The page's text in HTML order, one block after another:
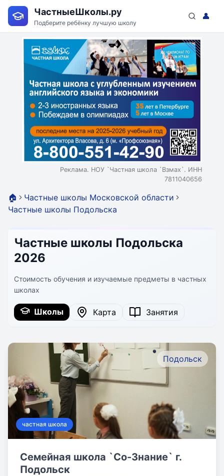
ЧастныеШколы.ру
Подберите ребёнку лучшую школу
👤
Реклама. НОУ `Частная школа `Взмах`. ИНН
7811040656
🏠
Частные школы Московской области
Частные школы Подольска
Частные школы Подольска
2026
Стоимость обучения и изучаемые предметы в частных
школах
Школы Карта Занятия
Подольск
частная школа
Семейная школа `Со-Знание` г.
Подольск